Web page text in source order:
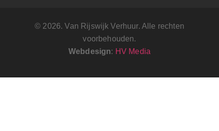
© 2026. Van Rijswijk Verhuur. Alle rechten
voorbehouden.
Webdesign: HV Media